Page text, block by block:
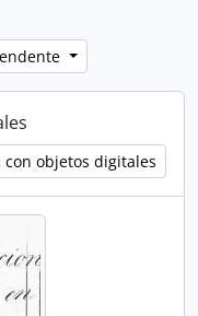
objetos digitales